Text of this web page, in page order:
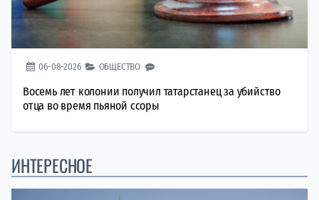
06-08-2026 ОБЩЕСТВО
Восемь лет колонии получил татарстанец за убийство
отца во время пьяной ссоры
ИНТЕРЕСНОЕ